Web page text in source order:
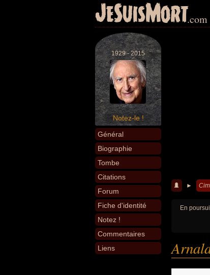
JeSuisMort.com
1929 - 2015
Notez-le !
Général
Biographie
Tombe
Citations
Forum
Fiche d'identité
Notez !
Commentaires
Liens
►
En